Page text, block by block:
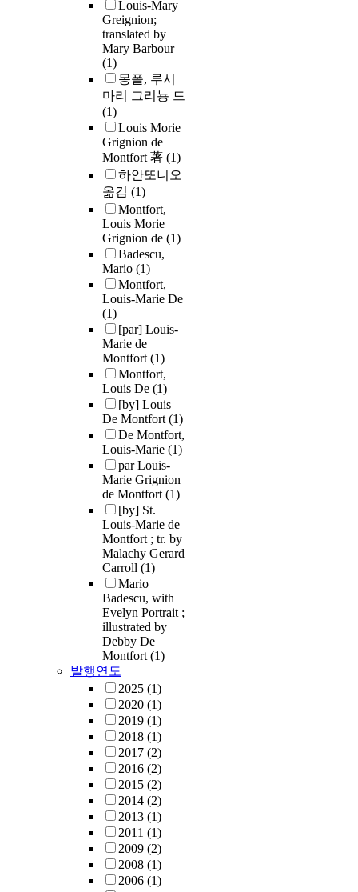
Louis-Mary
Greignion;
translated by
Mary Barbour
(1)
몽폴, 루시
마리 그리뇽 드
(1)
Louis Morie
Grignion de
Montfort 著 (1)
하안또니오
옮김 (1)
Montfort,
Louis Morie
Grignion de (1)
Badescu,
Mario (1)
Montfort,
Louis-Marie De
(1)
[par] Louis-
Marie de
Montfort(1)
Montfort,
Louis De (1)
[by] Louis
De Montfort(1)
De Montfort,
Louis-Marie (1)
par Louis-
Marie Grignion
de Montfort(1)
[by] St.
Louis-Marie de
Montfort ; tr. by
Malachy Gerard
Carroll (1)
Mario
Badescu, with
Evelyn Portrait ;
illustrated by
Debby De
Montfort(1)
발행연도
2025 (1)
2020 (1)
2019 (1)
2018 (1)
2017 (2)
2016 (2)
2015 (2)
2014 (2)
2013 (1)
2011 (1)
2009 (2)
2008 (1)
2006 (1)